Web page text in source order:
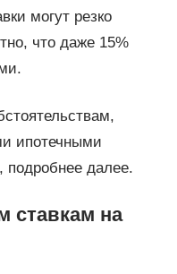
могут резко
что даже 15%
ипотечными
далее.
ставкам на